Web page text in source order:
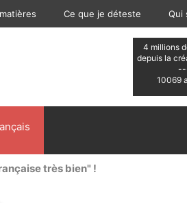
Ce que je déteste Qui
4 millions
depuis la
10069
très bien" !